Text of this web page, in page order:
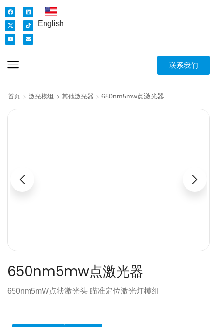
English
联系我们
首页 激光模组 其他激光器 650nm5mw点激光器
650nm5mw点激光器
650nm5mW点状激光头 瞄准定位激光灯模组